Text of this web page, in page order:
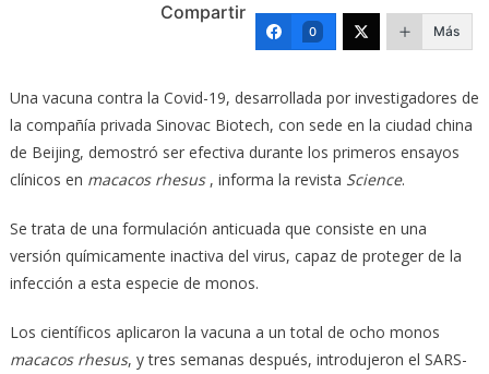
Compartir
0 Más
Una vacuna contra la Covid-19, desarrollada por investigadores de
la compañía privada Sinovac Biotech, con sede en la ciudad china
de Beijing, demostró ser efectiva durante los primeros ensayos
clínicos en macacos rhesus, informa la revista Science.
Se trata de una formulación anticuada que consiste en una
versión químicamente inactiva del virus, capaz de proteger de la
infección a esta especie de monos.
Los científicos aplicaron la vacuna a un total de ocho monos
macacos rhesus, y tres semanas después, introdujeron el SARS-